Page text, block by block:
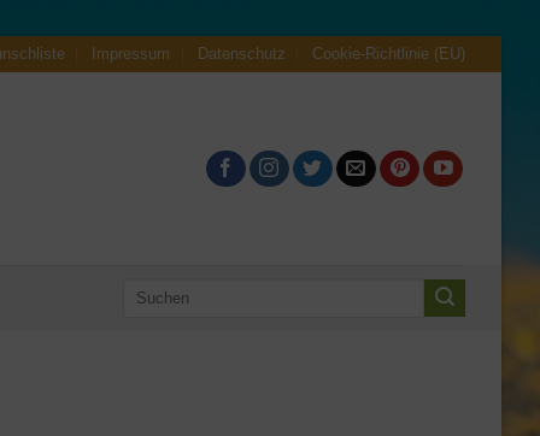
Impressum Datenschutz Cookie-Richtlinie (EU)
Suche